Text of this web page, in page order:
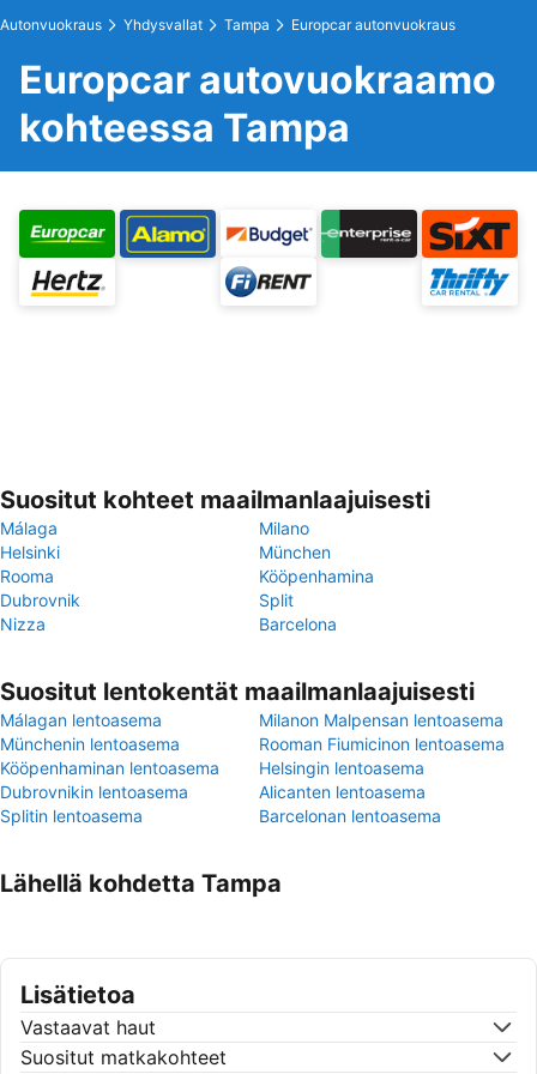
Autonvuokraus Yhdysvallat Tampa Europcar autonvuokraus
Europcar autovuokraamo
kohteessa Tampa
Suositut kohteet maailmanlaajuisesti
Málaga
Milano
Helsinki
München
Rooma
Kööpenhamina
Dubrovnik
Split
Nizza
Barcelona
Suositut lentokentät maailmanlaajuisesti
Málagan lentoasema
Milanon Malpensan lentoasema
Münchenin lentoasema
Rooman Fiumicinon lentoasema
Kööpenhaminan lentoasema
Helsingin lentoasema
Dubrovnikin lentoasema
Alicanten lentoasema
Splitin lentoasema
Barcelonan lentoasema
Lähellä kohdetta Tampa
Lisätietoa
Vastaavat haut
Suositut matkakohteet